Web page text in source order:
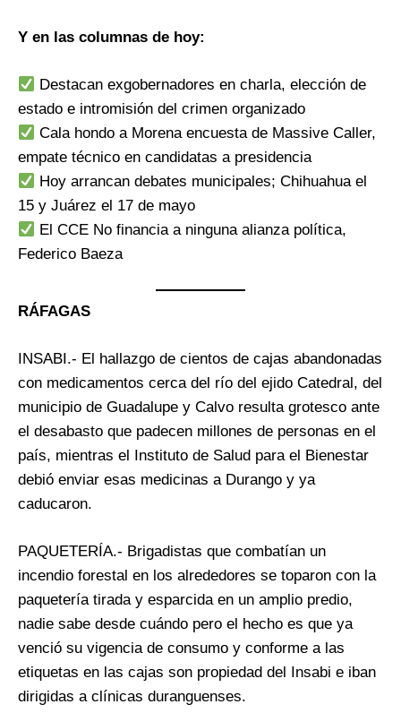
Y en las columnas de hoy:
Destacan exgobernadores en charla, elección de
estado e intromisión del crimen organizado
Cala hondo a Morena encuesta de Massive Caller,
empate técnico en candidatas a presidencia
Hoy arrancan debates municipales; Chihuahua el
15 y Juárez el 17 de mayo
El CCE No financia a ninguna alianza política,
Federico Baeza
RÁFAGAS
INSABI.- El hallazgo de cientos de cajas abandonadas
con medicamentos cerca del río del ejido Catedral, del
municipio de Guadalupe y Calvo resulta grotesco ante
el desabasto que padecen millones de personas en el
país, mientras el Instituto de Salud para el Bienestar
debió enviar esas medicinas a Durango y ya
caducaron.
PAQUETERÍA.- Brigadistas que combatían un
incendio forestal en los alrededores se toparon con la
paquetería tirada y esparcida en un amplio predio,
nadie sabe desde cuándo pero el hecho es que ya
venció su vigencia de consumo y conforme a las
etiquetas en las cajas son propiedad del Insabi e iban
dirigidas a clínicas duranguenses.